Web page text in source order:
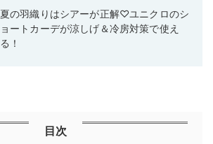
夏の羽織りはシアーが正解♡ユニクロのシ
ョートカーデが涼しげ＆冷房対策で使え
る！
目次